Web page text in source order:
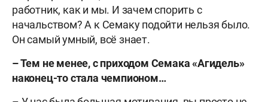
работник, как и мы. И зачем спорить с
начальством? А к Семаку подойти нельзя было.
Он самый умный, всё знает.
– Тем не менее, с приходом Семака «Агидель»
наконец-то стала чемпионом…